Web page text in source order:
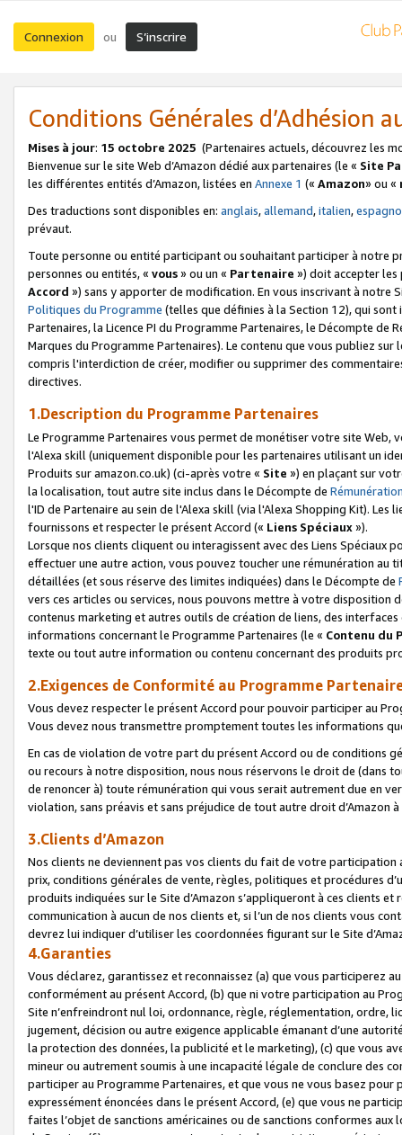
Connexion ou S’inscrire
Conditions Générales d’Adhésion
Mises à jour: 15 octobre 2025 (Partenaires actuels, découvrez les
Bienvenue sur le site Web d’Amazon dédié aux partenaires (le « Site
les différentes entités d’Amazon, listées en Annexe 1 (« Amazon» ou «
Des traductions sont disponibles en: anglais,allemand,italien,
prévaut.
Toute personne ou entité participant ou souhaitant participer à notre
personnes ou entités, « vous» ou un « Partenaire ») doit accepter les
Accord ») sans y apporter de modification. En vous inscrivant à notre
Politiques du Programme (telles que définies à la Section 12), qui
Partenaires, la Licence PI du Programme Partenaires, le Décompte de
Marques du Programme Partenaires). Le contenu que vous publiez
compris l'interdiction de créer, modifier ou supprimer des
directives.
1.Description du Programme Partenaires
Le Programme Partenaires vous permet de monétiser votre site Web,
l'Alexa skill (uniquement disponible pour les partenaires utilisant un
Produits sur amazon.co.uk) (ci-après votre « Site ») en plaçant sur
la localisation, tout autre site inclus dans le Décompte de
l'ID de Partenaire au sein de l'Alexa skill (via l'Alexa Shopping Kit).
fournissons et respecter le présent Accord (« Liens Spéciaux»).
Lorsque nos clients cliquent ou interagissent avec des Liens Spéciaux
effectuer une autre action, vous pouvez toucher une rémunération
détaillées (et sous réserve des limites indiquées) dans le Décompte de
vers ces articles ou services, nous pouvons mettre à votre disposition
contenus marketing et autres outils de création de liens, des
informations concernant le Programme Partenaires (le « Contenu du
texte ou tout autre information ou contenu concernant des produits
2.Exigences de Conformité au Programme
Vous devez respecter le présent Accord pour pouvoir participer au
Vous devez nous transmettre promptement toutes les informations
En cas de violation de votre part du présent Accord ou de conditions
ou recours à notre disposition, nous nous réservons le droit de (dans
de renoncer à) toute rémunération qui vous serait autrement due en
violation, sans préavis et sans préjudice de tout autre droit
3.Clients d’Amazon
Nos clients ne deviennent pas vos clients du fait de votre
prix, conditions générales de vente, règles, politiques et procédures
produits indiquées sur le Site d’Amazon s’appliqueront à ces clients
communication à aucun de nos clients et, si l’un de nos clients vous
devrez lui indiquer d’utiliser les coordonnées figurant sur le Site
4.Garanties
Vous déclarez, garantissez et reconnaissez (a) que vous participerez
conformément au présent Accord, (b) que ni votre participation au
Site n’enfreindront nul loi, ordonnance, règle, réglementation, ordre,
jugement, décision ou autre exigence applicable émanant d’une
la protection des données, la publicité et le marketing), (c) que vous
mineur ou autrement soumis à une incapacité légale de conclure des
participer au Programme Partenaires, et que vous ne vous basez
expressément énoncées dans le présent Accord, (e) que vous ne
faites l’objet de sanctions américaines ou de sanctions conformes